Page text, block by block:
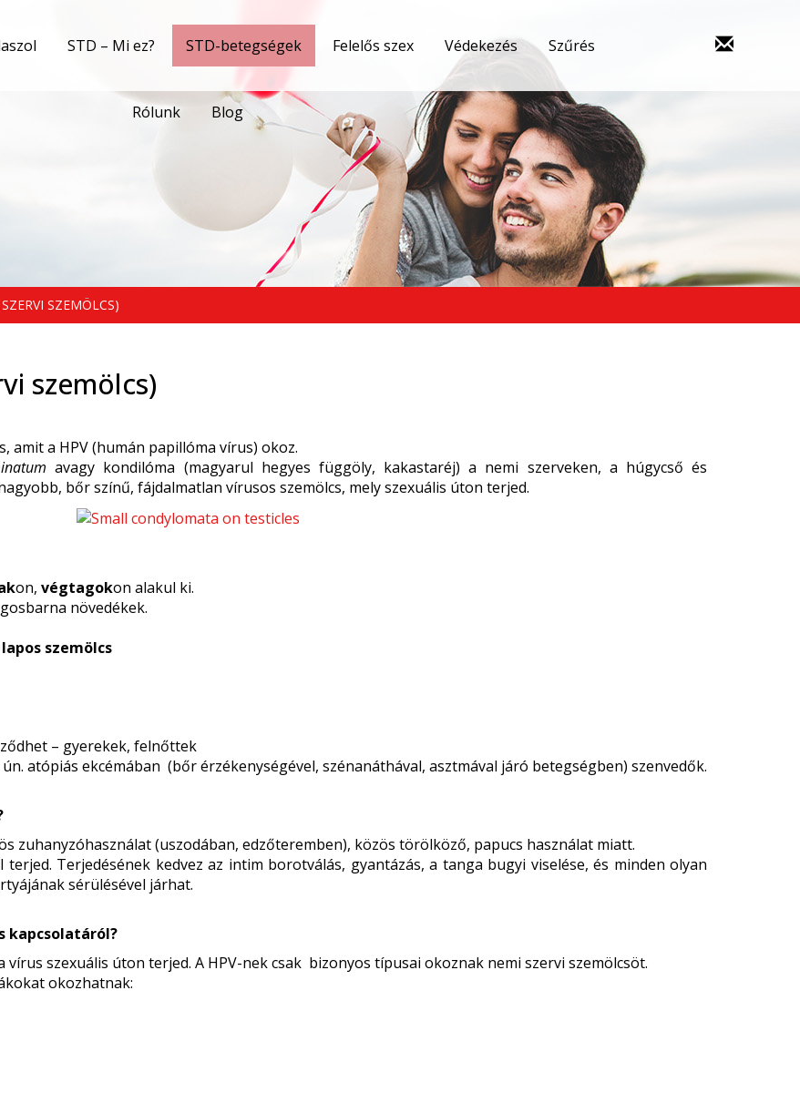
STD – Mi ez? STD-betegségek Felelős szex Védekezés Szűrés
Rólunk Blog
SZEMÖLCS)
szemölcs)
amit a HPV (humán papillóma vírus) okoz.
avagy kondilóma (magyarul hegyes függöly, kakastaréj) a nemi szerveken, a húgycső és
bőr színű, fájdalmatlan vírusos szemölcs, mely szexuális úton terjed.
on, végtagokon alakul ki.
növedékek.
szemölcs
– gyerekek, felnőttek
atópiás ekcémában (bőr érzékenységével, szénanáthával, asztmával járó betegségben) szenvedők.
zuhanyzóhasználat (uszodában, edzőteremben), közös törölköző, papucs használat miatt.
terjed. Terjedésének kedvez az intim borotválás, gyantázás, a tanga bugyi viselése, és minden olyan
sérülésével járhat.
kapcsolatáról?
vírus szexuális úton terjed. A HPV-nek csak bizonyos típusai okoznak nemi szervi szemölcsöt.
okozhatnak: